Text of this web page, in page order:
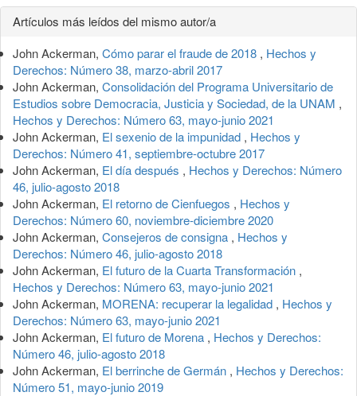
Detalles
del
artículo
Artículos más leídos del mismo autor/a
John Ackerman, Cómo parar el fraude de 2018 , Hechos y
Derechos: Número 38, marzo-abril 2017
John Ackerman, Consolidación del Programa Universitario de
Estudios sobre Democracia, Justicia y Sociedad, de la UNAM ,
Hechos y Derechos: Número 63, mayo-junio 2021
John Ackerman, El sexenio de la impunidad , Hechos y
Derechos: Número 41, septiembre-octubre 2017
John Ackerman, El día después , Hechos y Derechos: Número
46, julio-agosto 2018
John Ackerman, El retorno de Cienfuegos , Hechos y
Derechos: Número 60, noviembre-diciembre 2020
John Ackerman, Consejeros de consigna , Hechos y
Derechos: Número 46, julio-agosto 2018
John Ackerman, El futuro de la Cuarta Transformación ,
Hechos y Derechos: Número 63, mayo-junio 2021
John Ackerman, MORENA: recuperar la legalidad , Hechos y
Derechos: Número 63, mayo-junio 2021
John Ackerman, El futuro de Morena , Hechos y Derechos:
Número 46, julio-agosto 2018
John Ackerman, El berrinche de Germán , Hechos y Derechos:
Número 51, mayo-junio 2019